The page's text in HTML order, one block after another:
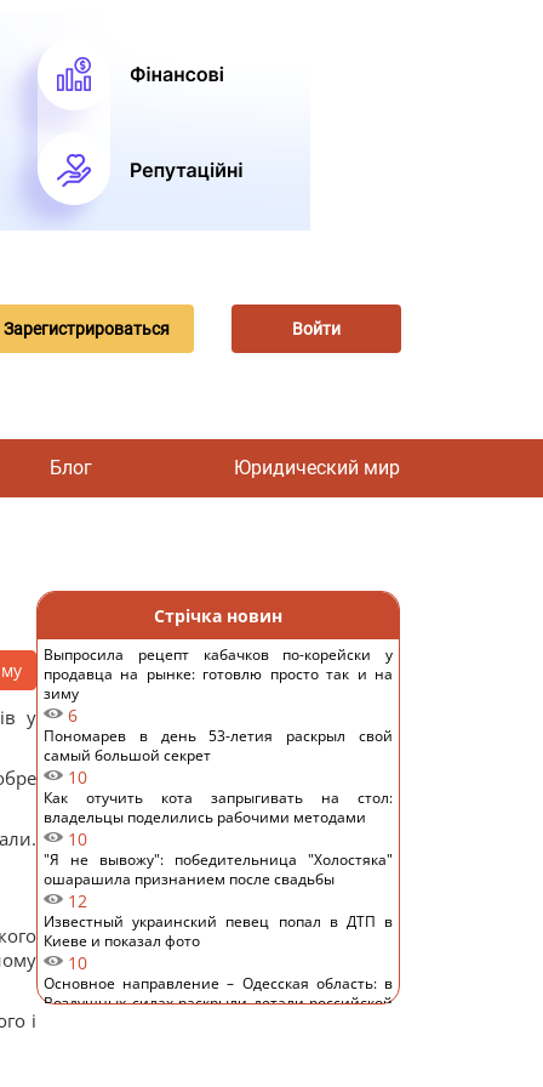
Зарегистрироваться Войти
Блог Юридический мир
у
і
Стрічка новин
Выпросила рецепт кабачков по-корейски у
продавца на рынке: готовлю просто так и на
зиму
6
Пономарев в день 53-летия раскрыл свой
самый большой секрет
10
Как отучить кота запрыгивать на стол:
владельцы поделились рабочими методами
10
"Я не вывожу": победительница "Холостяка"
ошарашила признанием после свадьбы
12
Известный украинский певец попал в ДТП в
Киеве и показал фото
10
Основное направление – Одесская область: в
Воздушных силах раскрыли детали российской